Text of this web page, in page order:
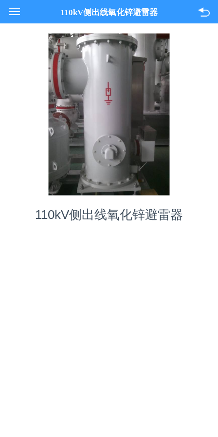
021-33618089
关于我们
产品与服务
项目案例
联系我们
110kV侧出线氧化锌避雷器
110kV侧出线氧化锌避雷器